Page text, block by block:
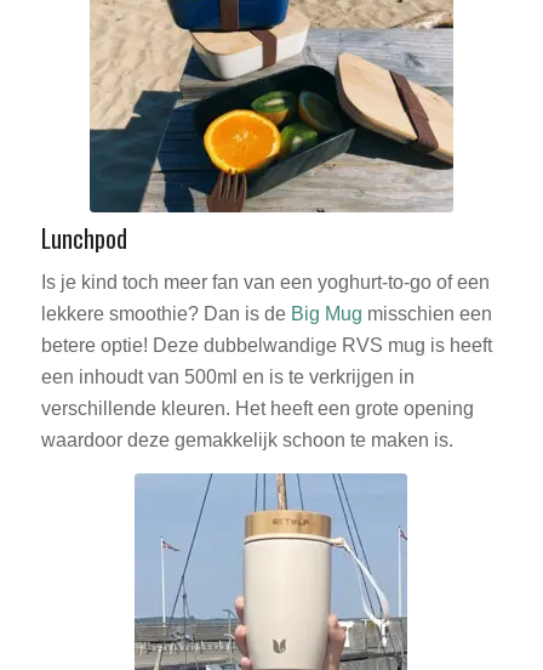
Lunchpod
Is je kind toch meer fan van een yoghurt-to-go of een
lekkere smoothie? Dan is de Big Mug misschien een
betere optie! Deze dubbelwandige RVS mug is heeft
een inhoudt van 500ml en is te verkrijgen in
verschillende kleuren. Het heeft een grote opening
waardoor deze gemakkelijk schoon te maken is.